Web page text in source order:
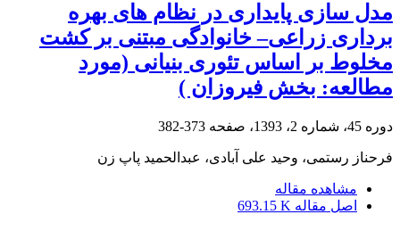
مدل سازی پایداری در نظام های بهره
برداری زراعی– خانوادگی مبتنی بر کشت
مخلوط بر اساس تئوری بنیانی (مورد
مطالعه: بخش فیروزان )
دوره 45، شماره 2، 1393، صفحه 373-382
فرحناز رستمی، وحید علی آبادی، عبدالحمید پاپ زن
مشاهده مقاله
اصل مقاله 693.15 K